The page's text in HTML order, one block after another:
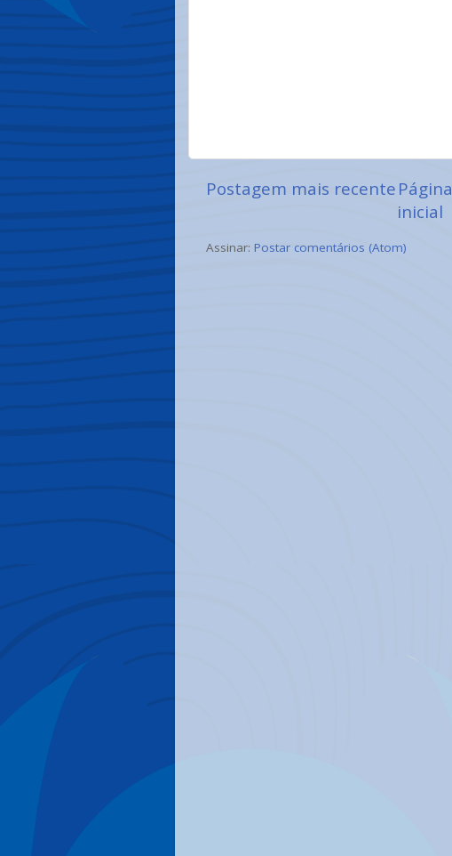
Postagem mais recentePágina
inicial
Assinar: Postar comentários (Atom)